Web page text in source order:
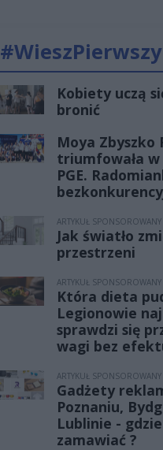
#WieszPierwszy
Kobiety uczą
bronić
Moya Zbyszko
triumfowała w
PGE.
ARTYKUŁ SPONSOROWANY
Jak światło
przestrzeni
ARTYKUŁ SPONSOROWANY
Która dieta
Legionowie
sprawdzi się
wagi bez
ARTYKUŁ SPONSOROWANY
Gadżety
Poznaniu,
Lublinie -
zamawiać ?